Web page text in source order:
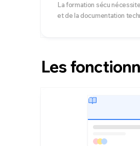
La formation sécu
et de la documentation
Les